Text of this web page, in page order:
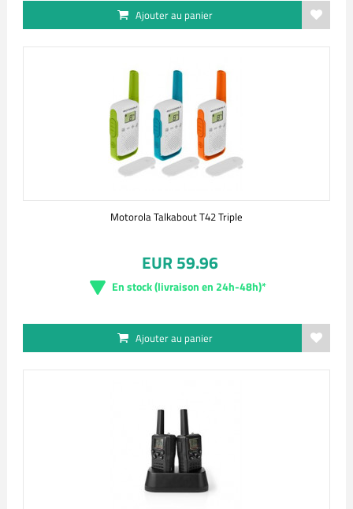
Ajouter au panier
Motorola Talkabout T42 Triple
EUR 59.96
En stock (livraison en 24h-48h)*
Ajouter au panier